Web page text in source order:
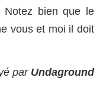
Notez bien que le
vous et moi il doit
par Undaground